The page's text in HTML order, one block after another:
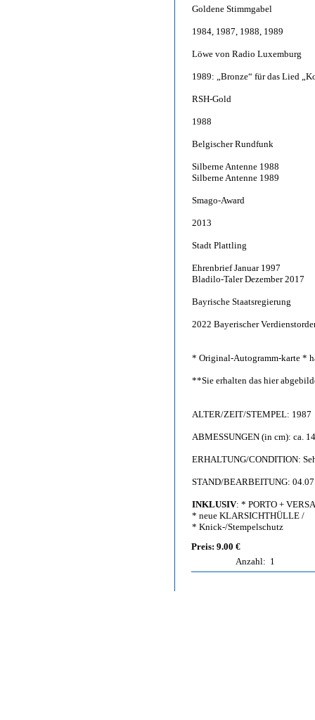
Goldene Stimmgabel
1984, 1987, 1988, 1989
Löwe von Radio Luxemburg
1989: „Bronze“ für das Lied
RSH-Gold
1988
Belgischer Rundfunk
Silberne Antenne 1988
Silberne Antenne 1989
Smago-Award
2013
Stadt Plattling
Ehrenbrief Januar 1997
Bladilo-Taler Dezember 2017
Bayrische Staatsregierung
2022 Bayerischer
* Original-Autogramm-karte *
**Sie erhalten das hier
ALTER/ZEIT/STEMPEL: 1987
ABMESSUNGEN (in cm): ca.
ERHALTUNG/CONDITION:
STAND/BEARBEITUNG:
INKLUSIV: * PORTO +
* neue KLARSICHTHÜLLE /
* Knick-/Stempelschutz
Preis: 9.00 €
Anzahl: 1